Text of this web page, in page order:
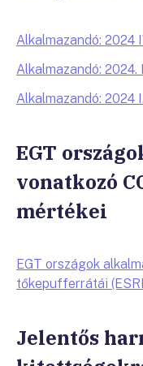
Alkalmazandó: 2024
Alkalmazandó:
Alkalmazandó: 2024
EGT
vonatkozó
mértékei
EGT országok
tőkepufferrátái
Jelentős